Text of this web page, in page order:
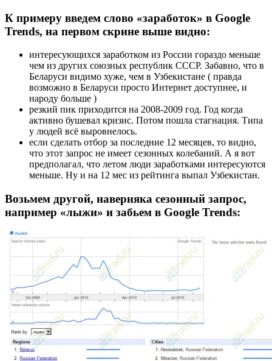
К примеру введем слово «заработок» в Google
Trends, на первом скрине выше видно:
интересующихся заработком из России гораздо меньше
чем из других союзных республик СССР. Забавно, что в
Беларуси видимо хуже, чем в Узбекистане ( правда
возможно в Беларуси просто Интернет доступнее, и
народу больше )
резкий пик приходится на 2008-2009 год. Год когда
активно бушевал кризис. Потом пошла стагнация. Типа
у людей всё выровнелось.
если сделать отбор за последние 12 месяцев, то видно,
что этот запрос не имеет сезонных колебаний. А я вот
предполагал, что летом люди заработками интересуются
меньше. Ну и на 12 мес из рейтинга выпал Узбекистан.
Возьмем другой, наверняка сезонный запрос,
например «лыжи» и забьем в Google Trends: